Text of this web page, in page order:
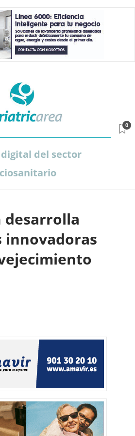
digital del sector
0
desarrolla
innovadoras